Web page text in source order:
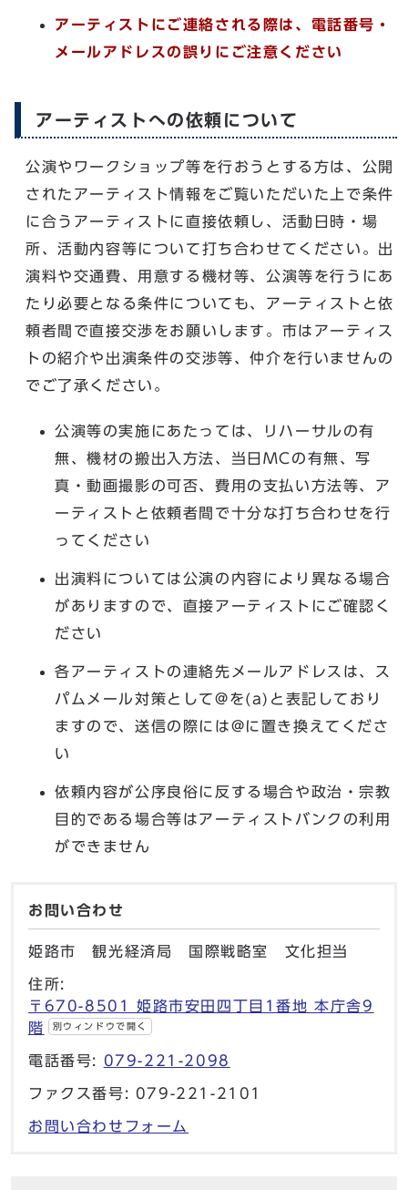
アーティストにご連絡される際は、電話番号・
メールアドレスの誤りにご注意ください
アーティストへの依頼について
公演やワークショップ等を行おうとする方は、公開
されたアーティスト情報をご覧いただいた上で条件
に合うアーティストに直接依頼し、活動日時・場
所、活動内容等について打ち合わせてください。出
演料や交通費、用意する機材等、公演等を行うにあ
たり必要となる条件についても、アーティストと依
頼者間で直接交渉をお願いします。市はアーティス
トの紹介や出演条件の交渉等、仲介を行いませんの
でご了承ください。
公演等の実施にあたっては、リハーサルの有
無、機材の搬出入方法、当日MCの有無、写
真・動画撮影の可否、費用の支払い方法等、ア
ーティストと依頼者間で十分な打ち合わせを行
ってください
出演料については公演の内容により異なる場合
がありますので、直接アーティストにご確認く
ださい
各アーティストの連絡先メールアドレスは、ス
パムメール対策として@を(a)と表記しており
ますので、送信の際には@に置き換えてくださ
い
依頼内容が公序良俗に反する場合や政治・宗教
目的である場合等はアーティストバンクの利用
ができません
お問い合わせ
姫路市 観光経済局 国際戦略室 文化担当
住所:
〒670-8501 姫路市安田四丁目1番地 本庁舎9
階
別ウィンドウで開く
電話番号: 079-221-2098
ファクス番号: 079-221-2101
お問い合わせフォーム